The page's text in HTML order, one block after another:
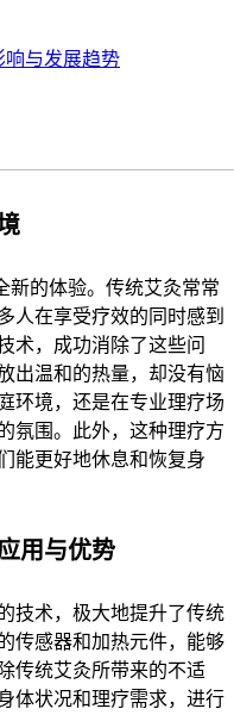
响与发展趋势
新的体验。传统艾灸常常
人在享受疗效的同时感到
术，成功消除了这些问
出温和的热量，却没有恼
环境，还是在专业理疗场
氛围。此外，这种理疗方
能更好地休息和恢复身
用与优势
技术，极大地提升了传统
传感器和加热元件，能够
传统艾灸所带来的不适
体状况和理疗需求，进行